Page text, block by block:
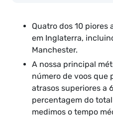
Quatro dos 10 piores
em Inglaterra,
Manchester.
A nossa principal
número de voos que
atrasos superiores a
percentagem do
medimos o tempo